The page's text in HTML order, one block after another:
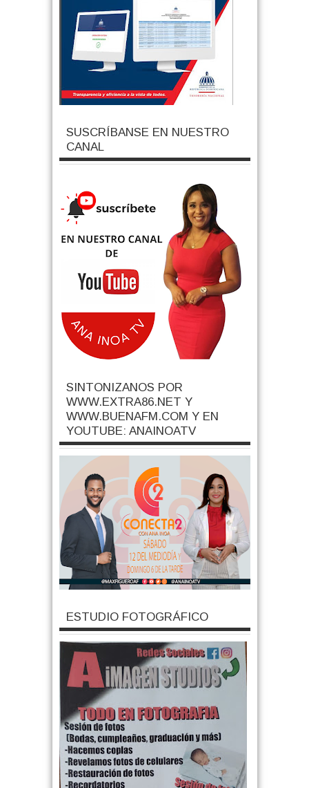
SUSCRÍBANSE EN NUESTRO
CANAL
SINTONIZANOS POR
WWW.EXTRA86.NET Y
WWW.BUENAFM.COM Y EN
YOUTUBE: ANAINOATV
ESTUDIO FOTOGRÁFICO